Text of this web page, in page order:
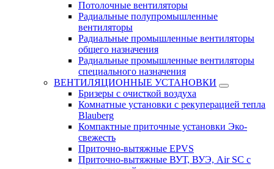
Потолочные вентиляторы
Радиальные полупромышленные
вентиляторы
Радиальные промышленные вентиляторы
общего назначения
Радиальные промышленные вентиляторы
специального назначения
ВЕНТИЛЯЦИОННЫЕ УСТАНОВКИ
Бризеры с очисткой воздуха
Комнатные установки с рекуперацией тепла
Blauberg
Компактные приточные установки Эко-
свежесть
Приточно-вытяжные EPVS
Приточно-вытяжные ВУТ, ВУЭ, Air SC с